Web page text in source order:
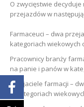
O zwycięstwie
przejazdów w
Farmaceuci – dwa
kategoriach wiekowych
Pracownicy branży
na panie i panów w
Przyjaciele farmacji –
w kategoriach